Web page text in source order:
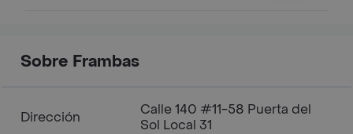
Sobre Frambas
Dirección
Calle 140 #11-58 Puerta del
Sol Local 31